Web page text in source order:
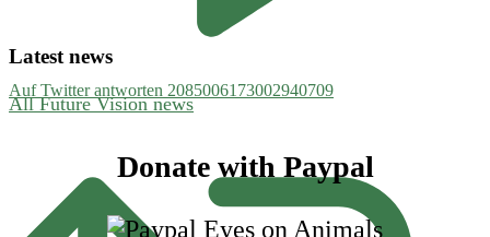
Auf Twitter antworten 2085006173002940709
Latest news
All Future Vision news
FooterDonate with Paypal